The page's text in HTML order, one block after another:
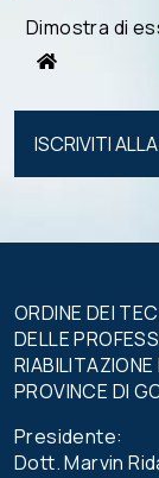
Dimostra di
Si prega di
lasciare
ORDINE DEI
DELLE
RIABILITAZIONE
PROVINCE DI
Presidente:
Dott. Marvin